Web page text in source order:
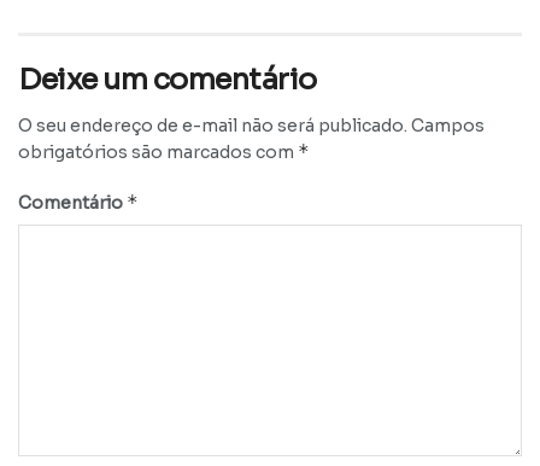
Deixe um comentário
O seu endereço de e-mail não será publicado. Campos
obrigatórios são marcados com *
Comentário *